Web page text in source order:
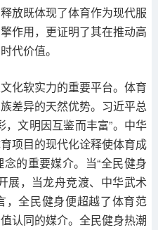
放既体现了体育作为现代服
作用，更证明了其在推动高
代价值。
化软实力的重要平台。体育
差异的天然优势。习近平总
，文明因互鉴而丰富”。中华
项目的现代化诠释使体育成
的重要媒介。当“全民健身
展，当龙舟竞渡、中华武术
，全民健身便超越了体育范
认同的媒介。全民健身热潮